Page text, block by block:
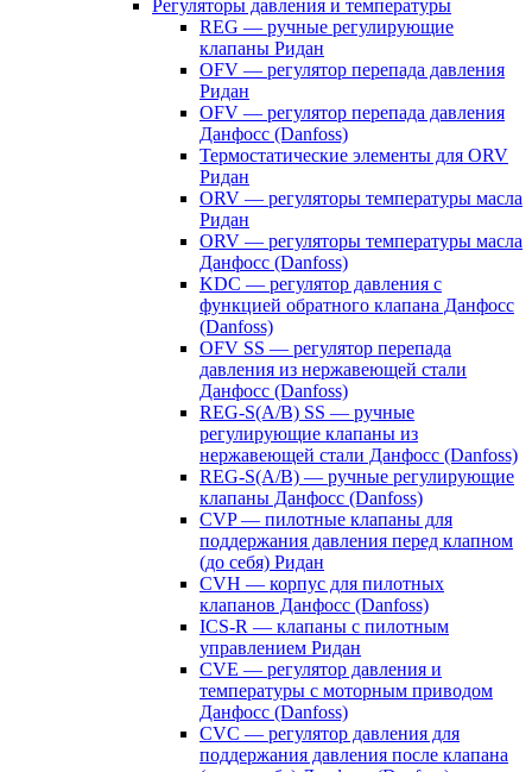
Регуляторы давления и температуры
REG — ручные регулирующие
клапаны Ридан
OFV — регулятор перепада давления
Ридан
OFV — регулятор перепада давления
Данфосс (Danfoss)
Термостатические элементы для ORV
Ридан
ORV — регуляторы температуры масла
Ридан
ORV — регуляторы температуры масла
Данфосс (Danfoss)
KDC — регулятор давления с
функцией обратного клапана Данфосс
(Danfoss)
OFV SS — регулятор перепада
давления из нержавеющей стали
Данфосс (Danfoss)
REG-S(A/B) SS — ручные
регулирующие клапаны из
нержавеющей стали Данфосс (Danfoss)
REG-S(A/B) — ручные регулирующие
клапаны Данфосс (Danfoss)
CVP — пилотные клапаны для
поддержания давления перед клапном
(до себя) Ридан
CVH — корпус для пилотных
клапанов Данфосс (Danfoss)
ICS-R — клапаны с пилотным
управлением Ридан
CVE — регулятор давления и
температуры с моторным приводом
Данфосс (Danfoss)
CVС — регулятор давления для
поддержания давления после клапана